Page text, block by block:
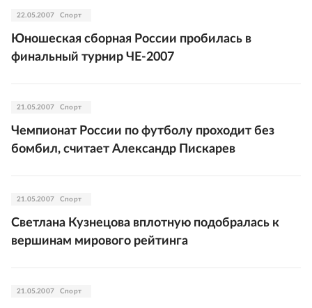
22.05.2007 Спорт
Юношеская сборная России пробилась в
финальный турнир ЧЕ-2007
21.05.2007 Спорт
Чемпионат России по футболу проходит без
бомбил, считает Александр Пискарев
21.05.2007 Спорт
Светлана Кузнецова вплотную подобралась к
вершинам мирового рейтинга
21.05.2007 Спорт